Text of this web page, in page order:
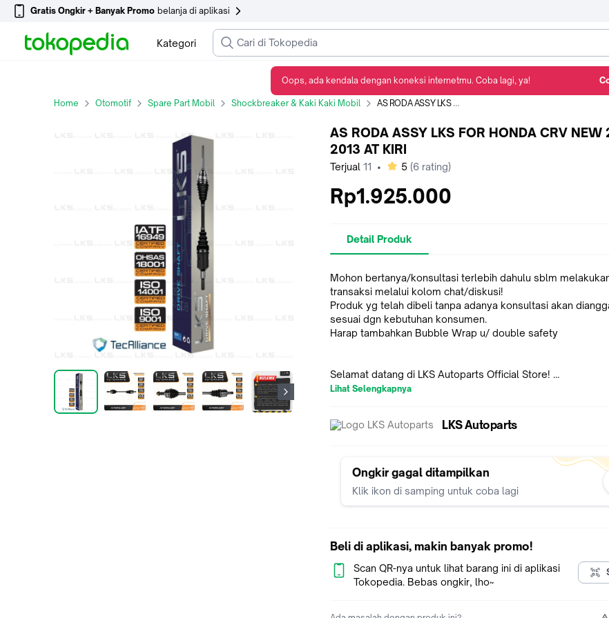
Gratis Ongkir + Banyak Promo belanja di aplikasi
Kategori
Home Otomotif Spare Part Mobil Shockbreaker & Kaki Kaki Mobil AS RODA ASSY LKS FOR HONDA CRV NEW 2.4 2013 AT KIRI
AS RODA ASSY LKS FOR HONDA CRV NEW
2013 AT KIRI
Terjual 11 • bintang
5 (6 rating)
Rp1.925.000
Detail Produk
Mohon bertanya/konsultasi terlebih dahulu sblm
transaksi melalui kolom chat/diskusi!
Produk yg telah dibeli tanpa adanya konsultasi akan
sesuai dgn kebutuhan konsumen.
Harap tambahkan Bubble Wrap u/ double safety
Selamat datang di LKS Autoparts Official Store!
14001:2015 dan OHSAS 18001:2007. Pabrik kami berdiri pd tahun
dari 120 negara dan region di seluruh dunia. Saat ini pabrik
merupakan salah satu pabrik terbesar di dunia yg
tsb. Berbeda dgn brand aftermarket lainnya, build quality
menjadikan produk LKS Autoparts dpt disejajarkan dgn
Sedikit tips dlm pemilihan DRIVE SHAFT:
Pastikan Anda menggunakan produk Original (OES),atau
Autoparts sbg pengganti DRIVE SHAFT kendaraaan Anda.
Lihat Selengkapnya
LKS Autoparts
Ongkir gagal ditampilkan
Klik ikon di samping untuk coba lagi
Beli di aplikasi, makin banyak promo!
Scan QR-nya untuk lihat barang ini di aplikasi
Tokopedia. Bebas ongkir, lho~
Oops, ada kendala dengan koneksi internetmu. Coba lagi, ya!